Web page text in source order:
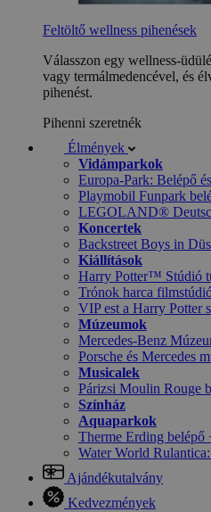
Feltöltő wellness pihenések
Válasszon egy wellness-
vagy termálmedencével, és
pihenést.
Pihenni szeretnék
Élmények
Vidámparkok
Europa-Park: Belépő
Playmobil Funpark
LEGOLAND®
Koncertek
Backstreet Boys in
Kiállítások
Harry Potter™ Stúdió
Trónok harca
VIP est a Harry Potter
Múzeumok
Mercedes-Benz
Porsche és Mercedes
Musicalek
Párizsi Moulin Rouge
Színház
Aquaparkok
Therme Erding belépő
Water World
Ajándékutalvány
Kedvezmények